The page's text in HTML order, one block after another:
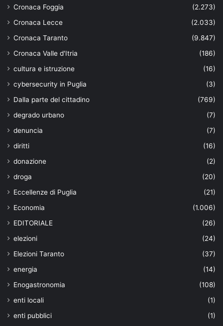
Cronaca Foggia
(2.273)
Cronaca Lecce
(2.033)
Cronaca Taranto
(9.847)
Cronaca Valle d'Itria
(186)
cultura e istruzione
(16)
cybersecurity in Puglia
(3)
Dalla parte del cittadino
(769)
degrado urbano
(7)
denuncia
(7)
diritti
(16)
donazione
(2)
droga
(20)
Eccellenze di Puglia
(21)
Economia
(1.006)
EDITORIALE
(26)
elezioni
(24)
Elezioni Taranto
(37)
energia
(14)
Enogastronomia
(108)
enti locali
(1)
enti pubblici
(1)